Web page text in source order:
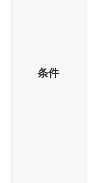
条件